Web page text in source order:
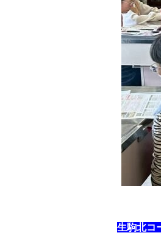
生駒北コ